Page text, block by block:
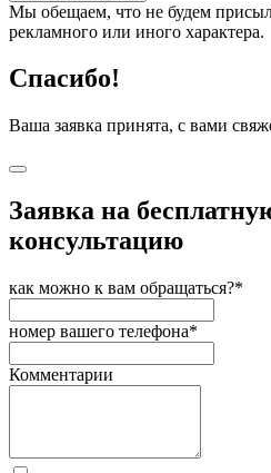
Мы обещаем, что не будем
рекламного или иного характера.
Спасибо!
Ваша заявка принята, с вами
Заявка на
консультацию
как можно к вам обращаться?*
номер вашего телефона*
Комментарии